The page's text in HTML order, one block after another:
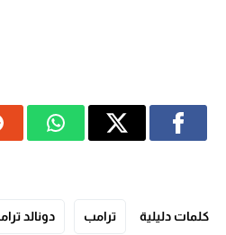
كلمات دليلية ترامب دونالد